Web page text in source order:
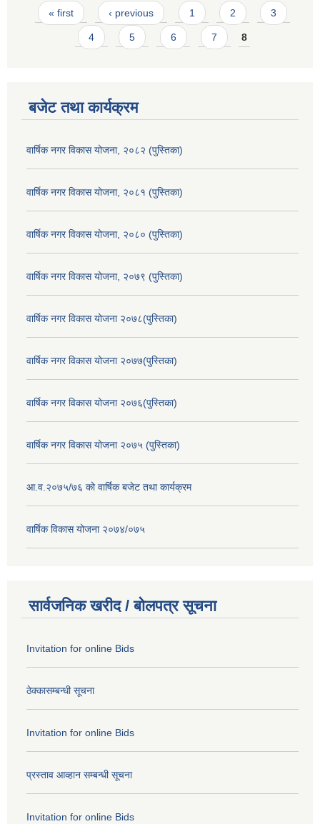
Pages
« first ‹ previous 1 2 3
4 5 6 7 8
बजेट तथा कार्यक्रम
वार्षिक नगर विकास योजना, २०८२ (पुस्तिका)
वार्षिक नगर विकास योजना, २०८१ (पुस्तिका)
वार्षिक नगर विकास योजना, २०८० (पुस्तिका)
वार्षिक नगर विकास योजना, २०७९ (पुस्तिका)
वार्षिक नगर विकास योजना २०७८(पुस्तिका)
वार्षिक नगर विकास योजना २०७७(पुस्तिका)
वार्षिक नगर विकास योजना २०७६(पुस्तिका)
वार्षिक नगर विकास योजना २०७५ (पुस्तिका)
आ.व.२०७५/७६ को वार्षिक बजेट तथा कार्यक्रम
वार्षिक विकास योजना २०७४/०७५
सार्वजनिक खरीद / बोलपत्र सूचना
Invitation for online Bids
ठेक्कासम्बन्धी सूचना
Invitation for online Bids
प्रस्ताव आव्हान सम्बन्धी सूचना
Invitation for online Bids